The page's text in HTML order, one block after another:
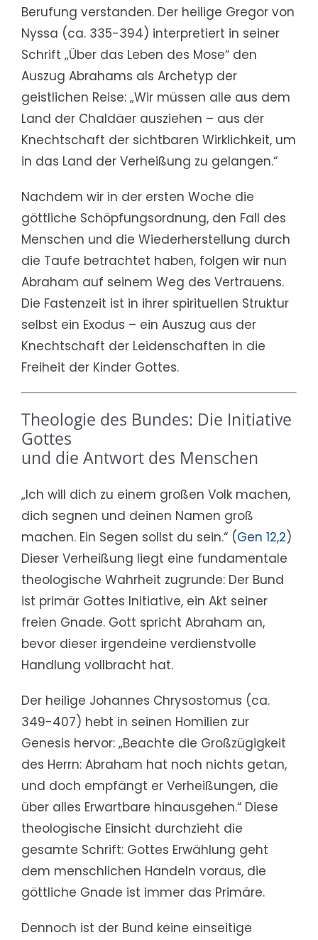
Berufung verstanden. Der heilige Gregor von
Nyssa (ca. 335-394) interpretiert in seiner
Schrift „Über das Leben des Mose“ den
Auszug Abrahams als Archetyp der
geistlichen Reise: „Wir müssen alle aus dem
Land der Chaldäer ausziehen – aus der
Knechtschaft der sichtbaren Wirklichkeit, um
in das Land der Verheißung zu gelangen.“
Nachdem wir in der ersten Woche die
göttliche Schöpfungsordnung, den Fall des
Menschen und die Wiederherstellung durch
die Taufe betrachtet haben, folgen wir nun
Abraham auf seinem Weg des Vertrauens.
Die Fastenzeit ist in ihrer spirituellen Struktur
selbst ein Exodus – ein Auszug aus der
Knechtschaft der Leidenschaften in die
Freiheit der Kinder Gottes.
Theologie des Bundes: Die Initiative
Gottes
und die Antwort des Menschen
„Ich will dich zu einem großen Volk machen,
dich segnen und deinen Namen groß
machen. Ein Segen sollst du sein.“ (Gen 12,2)
Dieser Verheißung liegt eine fundamentale
theologische Wahrheit zugrunde: Der Bund
ist primär Gottes Initiative, ein Akt seiner
freien Gnade. Gott spricht Abraham an,
bevor dieser irgendeine verdienstvolle
Handlung vollbracht hat.
Der heilige Johannes Chrysostomus (ca.
349-407) hebt in seinen Homilien zur
Genesis hervor: „Beachte die Großzügigkeit
des Herrn: Abraham hat noch nichts getan,
und doch empfängt er Verheißungen, die
über alles Erwartbare hinausgehen.“ Diese
theologische Einsicht durchzieht die
gesamte Schrift: Gottes Erwählung geht
dem menschlichen Handeln voraus, die
göttliche Gnade ist immer das Primäre.
Dennoch ist der Bund keine einseitige